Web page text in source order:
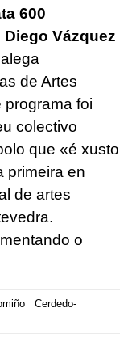
600
Diego Vázquez
de Artes
programa foi
colectivo
que «é xusto
primeira en
de artes
o
Cerdedo-